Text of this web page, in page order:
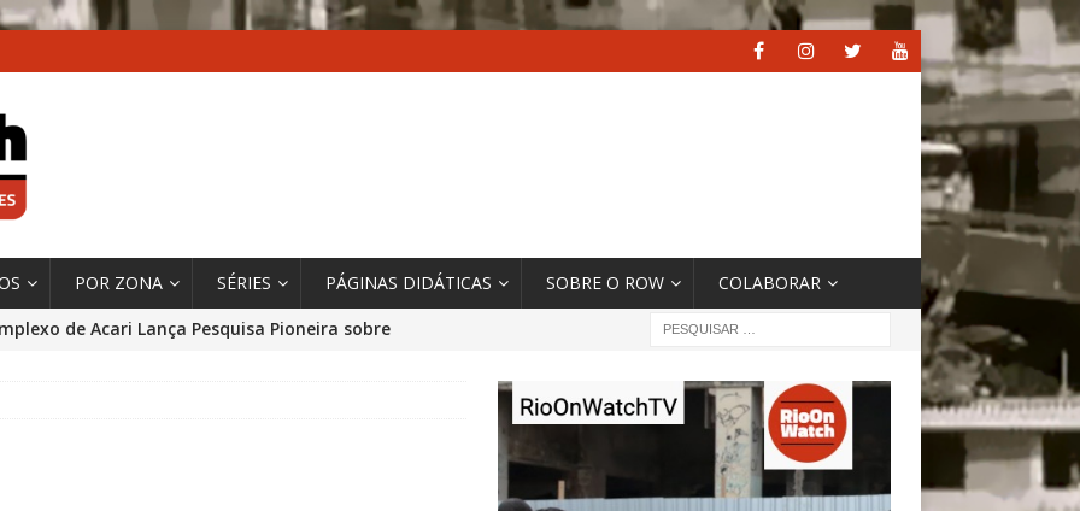
POR ZONA SÉRIES PÁGINAS DIDÁTICAS SOBRE O ROW COLABORAR
de Acari Lança Pesquisa Pioneira sobre